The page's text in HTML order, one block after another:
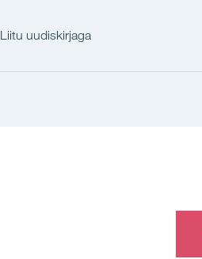
Liitu uudiskirjaga